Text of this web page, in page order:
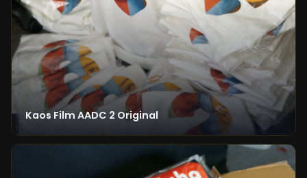
Kaos Film AADC 2 Original